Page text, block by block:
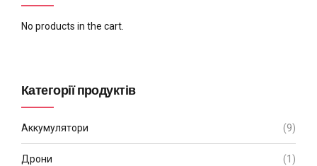
No products in the cart.
Категорії продуктів
Аккумулятори (9)
Дрони (1)